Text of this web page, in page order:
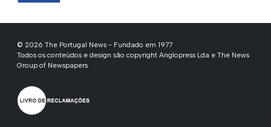
© 2026 The Portugal News - Fundado em 1977
Todos os conteúdos e design são copyright Anglopress Lda e The News
Group of Newspapers